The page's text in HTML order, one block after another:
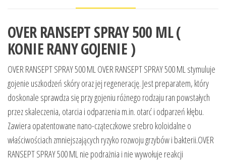
OVER RANSEPT SPRAY 500 ML (
KONIE RANY GOJENIE )
OVER RANSEPT SPRAY 500 ML OVER RANSEPT SPRAY 500 ML stymuluje
gojenie uszkodzeń skóry oraz jej regenerację. Jest preparatem, który
doskonale sprawdza się przy gojeniu różnego rodzaju ran powstałych
przez skaleczenia, otarcia i odparzenia m.in. otarć i odparzeń kłębu.
Zawiera opatentowane nano-cząteczkowe srebro koloidalne o
właściwościach zmniejszających ryzyko rozwoju grzybów i bakterii.OVER
RANSEPT SPRAY 500 ML nie podrażnia i nie wywołuje reakcji